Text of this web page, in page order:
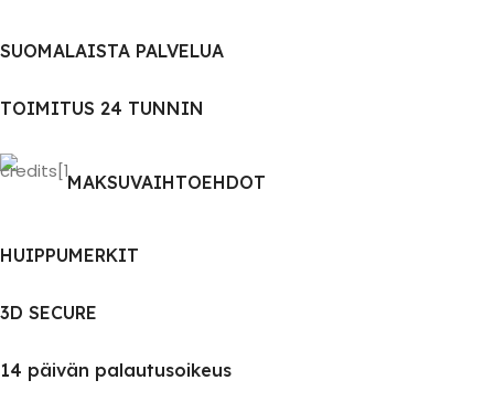
SUOMALAISTA PALVELUA
TOIMITUS 24 TUNNIN
MAKSUVAIHTOEHDOT
HUIPPUMERKIT
3D SECURE
14 päivän palautusoikeus